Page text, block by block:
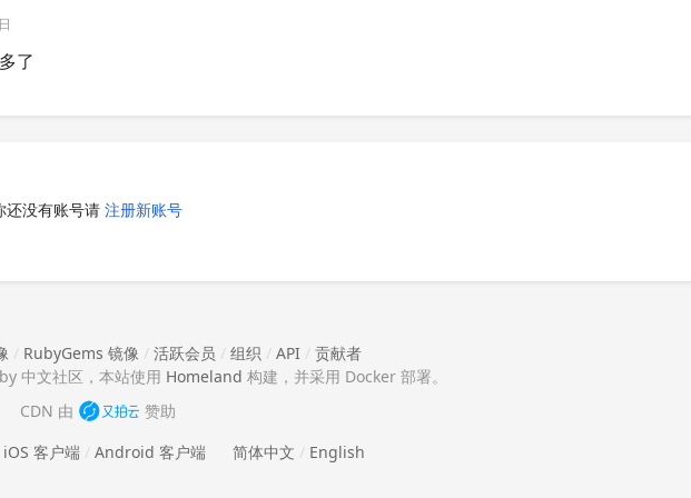
了
还没有账号请 注册新账号
/ RubyGems 镜像 / 活跃会员 / 组织 / API / 贡献者
中文社区，本站使用 Homeland 构建，并采用 Docker 部署。
CDN 由
赞助
iOS 客户端 / Android 客户端 简体中文 / English